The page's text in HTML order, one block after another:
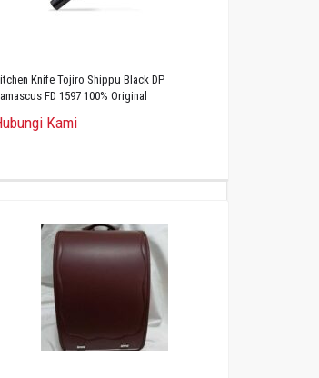
Knife Tojiro Shippu Black DP
FD 1597 100% Original
Kami